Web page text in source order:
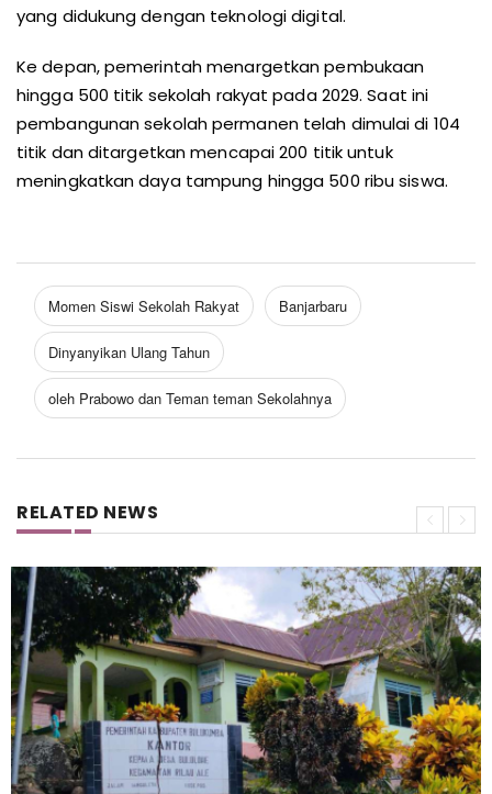
yang didukung dengan teknologi digital.
Ke depan, pemerintah menargetkan pembukaan
hingga 500 titik sekolah rakyat pada 2029. Saat ini
pembangunan sekolah permanen telah dimulai di 104
titik dan ditargetkan mencapai 200 titik untuk
meningkatkan daya tampung hingga 500 ribu siswa.
Momen Siswi Sekolah Rakyat Banjarbaru
Dinyanyikan Ulang Tahun
oleh Prabowo dan Teman teman Sekolahnya
RELATED NEWS